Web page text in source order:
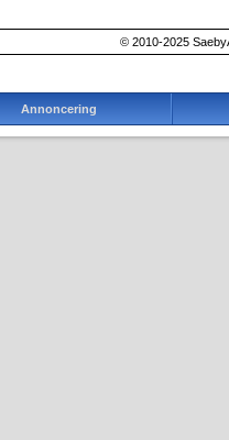
© 2010-2025
Annoncering